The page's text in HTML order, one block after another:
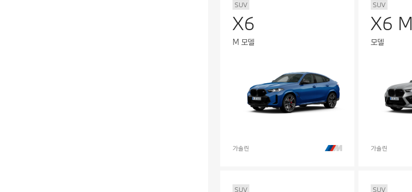
SUV
X6
M 모델
가솔린
SUV
X6 M
모델
가솔린
SUV SUV